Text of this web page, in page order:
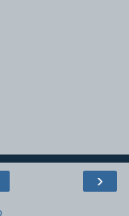
›